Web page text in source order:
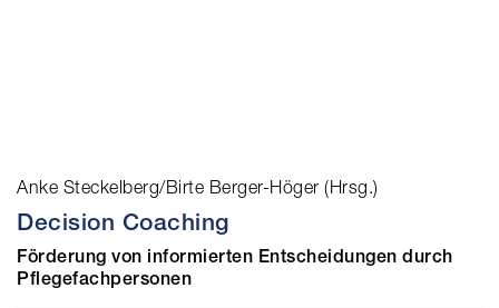
Anke Steckelberg/Birte Berger-Höger (Hrsg.)
Decision Coaching
Förderung von informierten Entscheidungen durch
Pflegefachpersonen